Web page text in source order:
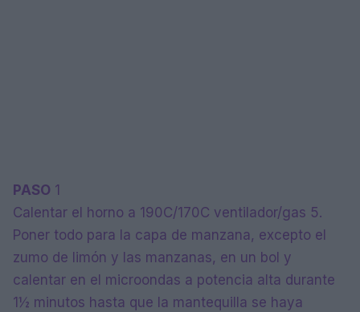
PASO 1
Calentar el horno a 190C/170C ventilador/gas 5.
Poner todo para la capa de manzana, excepto el
zumo de limón y las manzanas, en un bol y
calentar en el microondas a potencia alta durante
1½ minutos hasta que la mantequilla se haya